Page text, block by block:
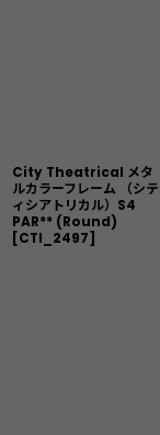
City Theatrical メタ
ルカラーフレーム （シテ
ィシアトリカル）S4
PAR** (Round)
[CTI_2497]